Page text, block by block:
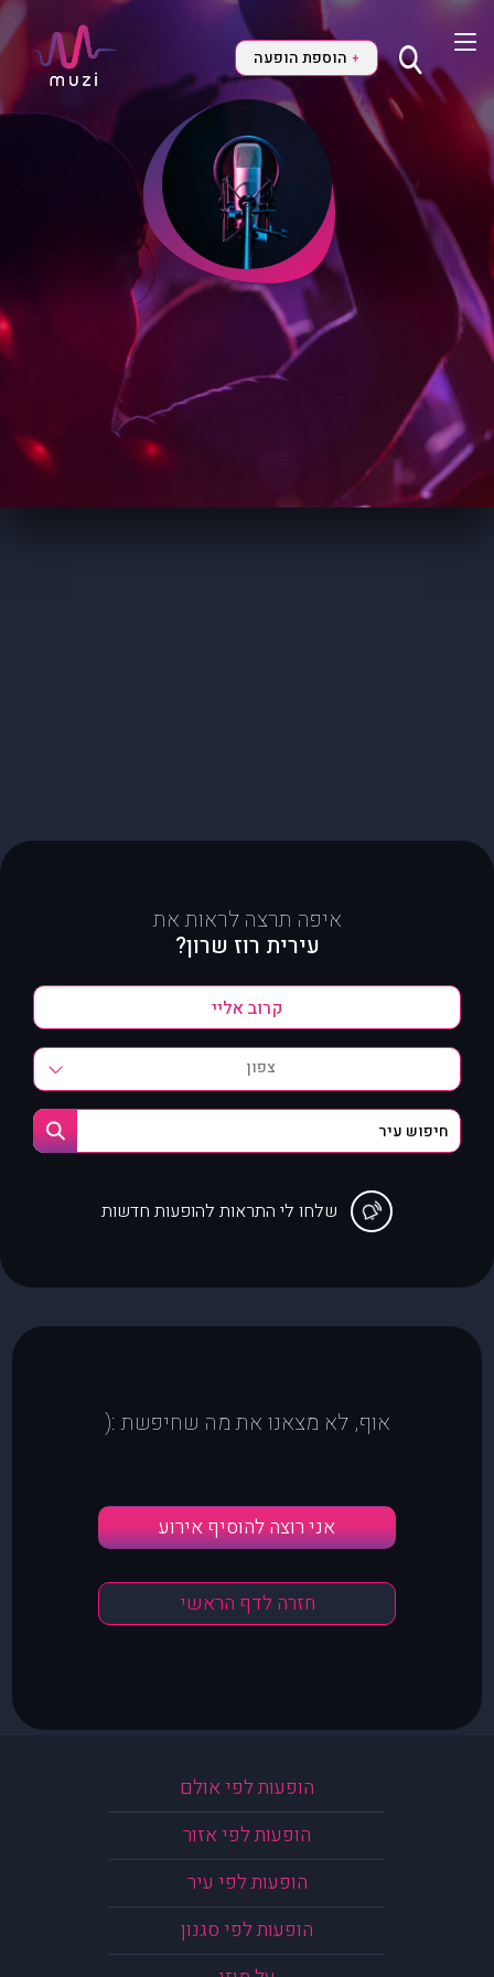
+ הוספת הופעה
איפה תרצה לראות את
עירית רוז שרון?
צפון
שלחו לי התראות להופעות חדשות
אוף, לא מצאנו את מה שחיפשת :(
אני רוצה להוסיף אירוע
חזרה לדף הראשי
הופעות לפי אולם
הופעות לפי אזור
הופעות לפי עיר
הופעות לפי סגנון